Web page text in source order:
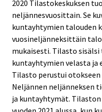
2020 Tilastokeskuksen
neljännesvuosittain. Se
kuntayhtymien talouden
vuosineljänneksittäin
mukaisesti. Tilasto
kuntayhtymien velasta ja
Tilasto perustui otokseen
Neljännen neljänneksen
ja kuntayhtymät.